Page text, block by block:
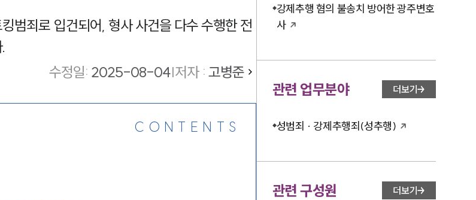
범죄로 입건되어, 형사 사건을 다수 수행한 전
수정일: 2025-08-04|저자 : 고병준
CONTENTS
강제추행 혐의 불송치 방어한 광주변호
사
관련 업무분야 더보기
성범죄 · 강제추행죄(성추행)
관련 구성원 더보기